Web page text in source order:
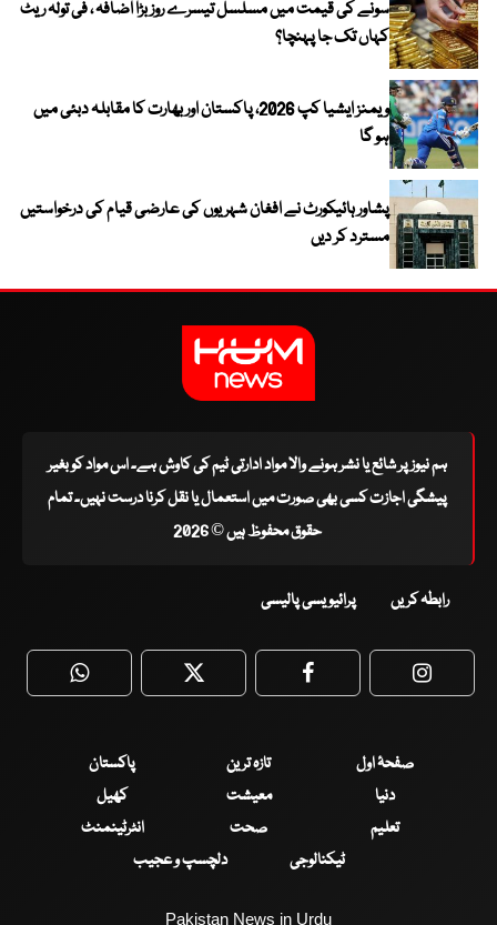
سونے کی قیمت میں مسلسل تیسرے روز بڑا اضافہ ، فی تولہ ریٹ
کہاں تک جا پہنچا؟
ویمنز ایشیا کپ 2026، پاکستان اور بھارت کا مقابلہ دبئی میں
ہو گا
پشاور ہائیکورٹ نے افغان شہریوں کی عارضی قیام کی درخواستیں
مسترد کر دیں
ہم نیوز پر شائع یا نشر ہونے والا مواد ادارتی ٹیم کی کاوش ہے۔ اس مواد کو بغیر
پیشگی اجازت کسی بھی صورت میں استعمال یا نقل کرنا درست نہیں۔ تمام
حقوق محفوظ ہیں © 2026
رابطہ کریں پرائیویسی پالیسی
WhatsApp Twitter Facebook
صفحۂ اول تازہ ترین
پاکستان
دنیا
معیشت
کھیل
تعلیم
صحت
انٹرٹینمنٹ
ٹیکنالوجی
دلچسپ و عجیب
Pakistan News in Urdu